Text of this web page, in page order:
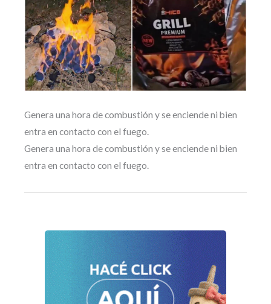
Genera una hora de combustión y se enciende ni bien
entra en contacto con el fuego.
Genera una hora de combustión y se enciende ni bien
entra en contacto con el fuego.